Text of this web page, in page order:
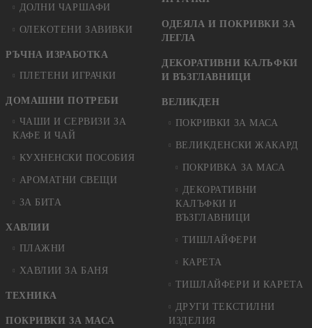
ДОЛНИ ЧАРШАФИ
ОЛЕКОТЕНИ ЗАВИВКИ
РЪЧНА ИЗРАБОТКА
ПЛЕТЕНИ ИГРАЧКИ
ДОМАШНИ ПОТРЕБИ
ЧАШИ И СЕРВИЗИ ЗА
КАФЕ И ЧАЙ
КУХНЕНСКИ ПОСОБИЯ
АРОМАТНИ СВЕЩИ
ЗА БИТА
ХАВЛИИ
ПЛАЖНИ
ХАВЛИИ ЗА БАНЯ
ТЕХНИКА
ПОКРИВКИ ЗА МАСА
ОДЕЯЛА И ПОКРИВКИ ЗА
ЛЕГЛА
ДЕКОРАТИВНИ КАЛЪФКИ
И ВЪЗГЛАВНИЦИ
ВЕЛИКДЕН
ПОКРИВКИ ЗА МАСА
ВЕЛИКДЕНСКИ ЖАКАРД
ПОКРИВКА ЗА МАСА
ДЕКОРАТИВНИ
КАЛЪФКИ И
ВЪЗГЛАВНИЦИ
ТИШЛАЙФЕРИ
КАРЕТА
ТИШЛАЙФЕРИ И КАРЕТА
ДРУГИ ТЕКСТИЛНИ
ИЗДЕЛИЯ